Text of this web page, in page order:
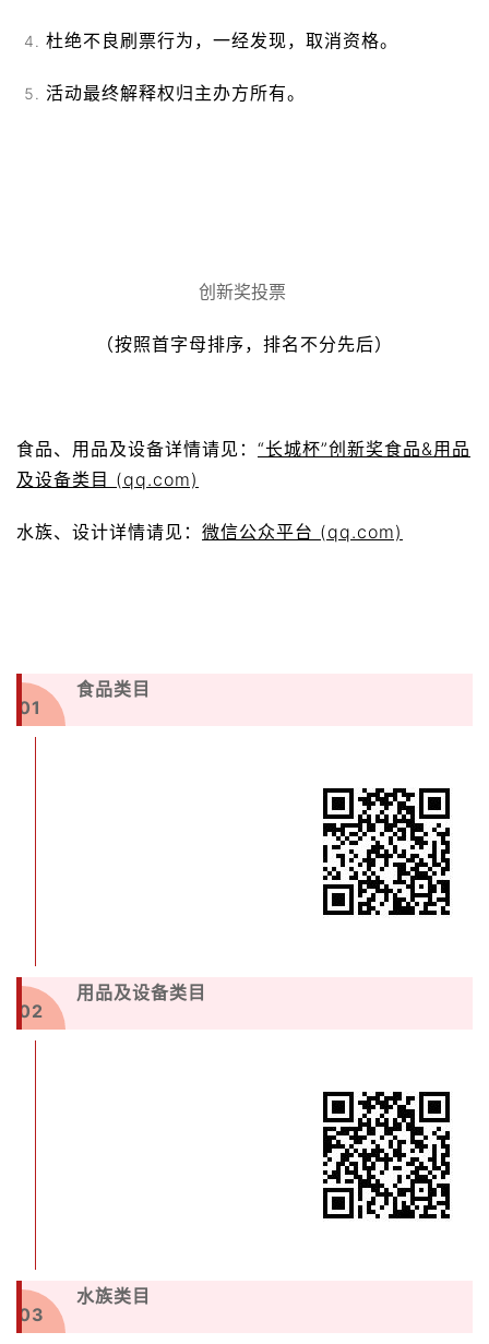
杜绝不良刷票行为，一经发现，取消资格。
活动最终解释权归主办方所有。
创新奖投票
（按照首字母排序，排名不分先后）
食品、用品及设备详情请见： “长城杯”创新奖食品&用品
及设备类目 (qq.com)
水族、设计详情请见： 微信公众平台 (qq.com)
01
食品类目
02
用品及设备类目
03
水族类目